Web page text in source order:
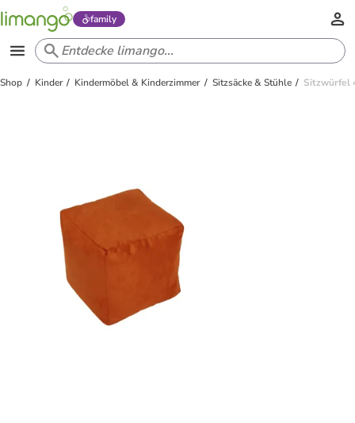
family
Shop Kinder Kindermöbel & Kinderzimmer Sitzsäcke & Stühle Sitzwürfel